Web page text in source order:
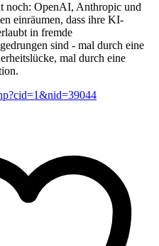
noch: OpenAI, Anthropic und
einräumen, dass ihre KI-
in fremde
sind - mal durch eine
mal durch eine